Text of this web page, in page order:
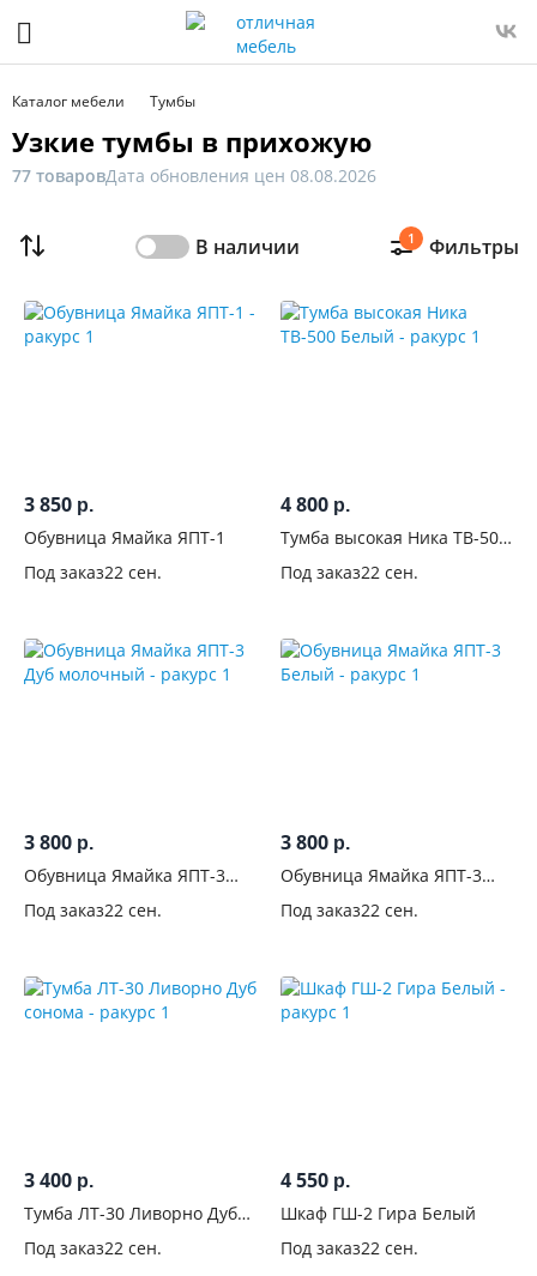
Каталог мебели Тумбы
Узкие тумбы в прихожую
77 товаровДата обновления цен 08.08.2026
В наличии Фильтры
1
3 850 р.
Обувница Ямайка ЯПТ-1
Под заказ22 сен.
4 800 р.
Тумба высокая Ника ТВ-500
Под заказ22 сен.
3 800 р.
Обувница Ямайка ЯПТ-3
Под заказ22 сен.
3 800 р.
Обувница Ямайка ЯПТ-3
Под заказ22 сен.
3 400 р.
Тумба ЛТ-30 Ливорно Дуб
Под заказ22 сен.
4 550 р.
Шкаф ГШ-2 Гира Белый
Под заказ22 сен.
Фильтр
Только
наличии
От
Ширина,
см
см
От До
Назначение
В
гостиную
детскую
2
В